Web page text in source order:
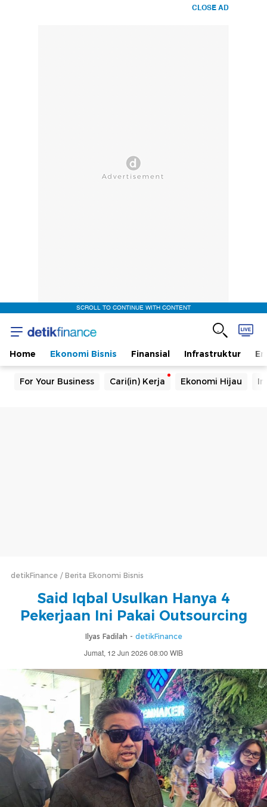
CLOSE AD
SCROLL TO CONTINUE WITH CONTENT
Home Ekonomi Bisnis Finansial Infrastruktur
For Your Business Cari(in) Kerja Ekonomi Hijau
detikFinance Berita Ekonomi Bisnis
Said Iqbal Usulkan Hanya 4
Pekerjaan Ini Pakai Outsourcing
Ilyas Fadilah - detikFinance
Jumat, 12 Jun 2026 08:00 WIB